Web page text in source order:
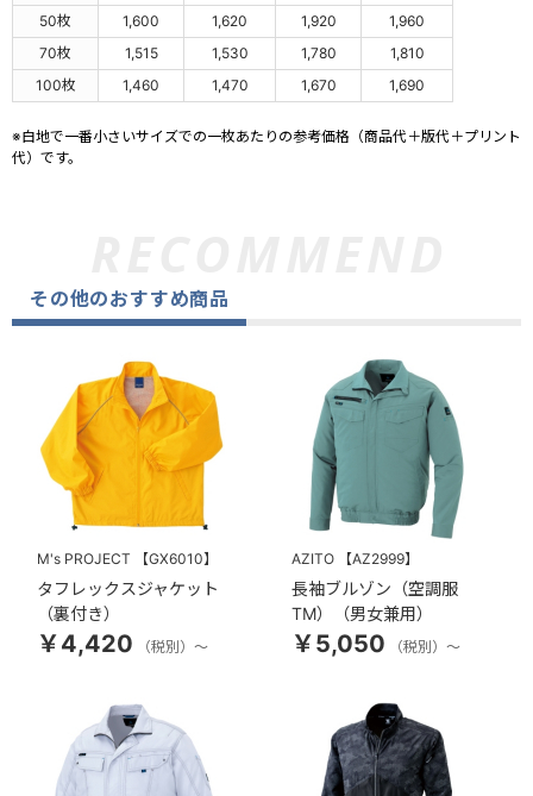
50枚
1,600 1,620 1,920
1,960
70枚
1,515 1,530 1,780
1,810
100枚
1,460 1,470 1,670 1,690
※白地で一番小さいサイズでの一枚あたりの参考価格（商品代＋版代＋プリント
代）です。
その他のおすすめ商品
M's PROJECT 【GX6010】
タフレックスジャケット
（裏付き）
￥4,420 （税別）～
AZITO 【AZ2999】
長袖ブルゾン（空調服
TM）（男女兼用）
￥5,050 （税別）～